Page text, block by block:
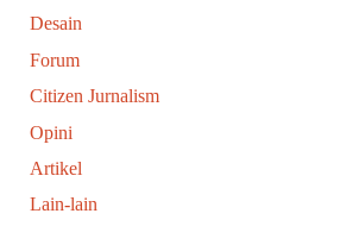
Desain
Forum
Citizen Jurnalism
Opini
Artikel
Lain-lain